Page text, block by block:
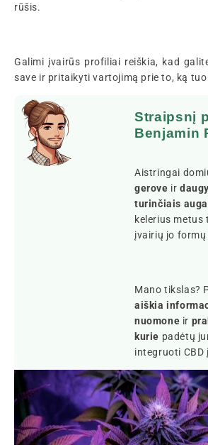
rūšis.
Galimi įvairūs profiliai reiškia, kad
save ir pritaikyti vartojimą prie to, ką
Straipsnį
Benjamin
Aistringai
gerove ir
turinčiais
kelerius
įvairių jo formų
Mano tikslas?
aiškia
nuomone ir
kurie padėtų
integruoti CBD